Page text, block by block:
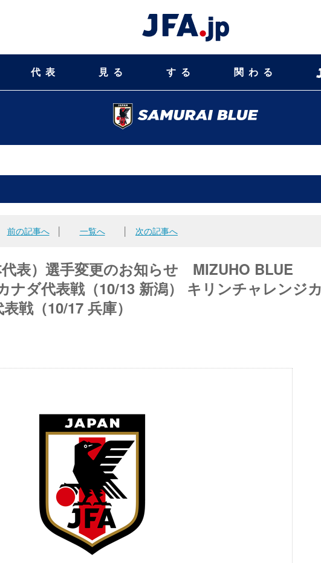
代表 見る する 関わる
前の記事へ│ 一覧へ 次の記事へ
表）選手変更のお知らせ MIZUHO BLUE
ナダ代表戦（10/13 新潟） キリンチャレンジ
戦（10/17 兵庫）